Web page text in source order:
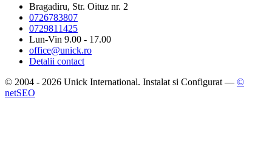
Bragadiru, Str. Oituz nr. 2
0726783807
0729811425
Lun-Vin 9.00 - 17.00
office@unick.ro
Detalii contact
© 2004 - 2026 Unick International. Instalat si Configurat — ©
netSEO